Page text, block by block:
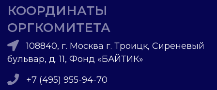
КООРДИНАТЫ
ОРГКОМИТЕТА
108840, г. Москва г. Троицк, Сиреневый
бульвар, д. 11, Фонд «БАЙТИК»
+7 (495) 955-94-70